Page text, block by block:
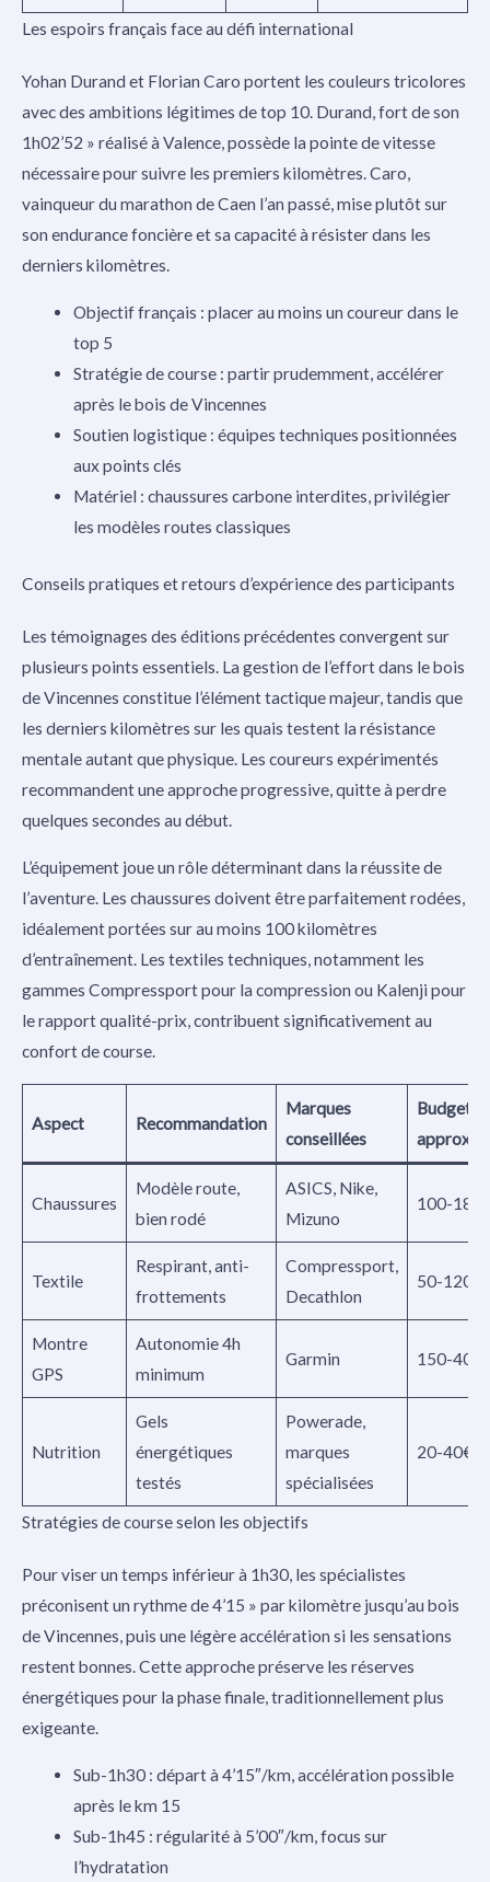
Les espoirs français face au défi international
Yohan Durand et Florian Caro portent les couleurs tricolores
avec des ambitions légitimes de top 10. Durand, fort de son
1h02’52 » réalisé à Valence, possède la pointe de vitesse
nécessaire pour suivre les premiers kilomètres. Caro,
vainqueur du marathon de Caen l’an passé, mise plutôt sur
son endurance foncière et sa capacité à résister dans les
derniers kilomètres.
Objectif français : placer au moins un coureur dans le
top 5
Stratégie de course : partir prudemment, accélérer
après le bois de Vincennes
Soutien logistique : équipes techniques positionnées
aux points clés
Matériel : chaussures carbone interdites, privilégier
les modèles routes classiques
Conseils pratiques et retours d’expérience des participants
Les témoignages des éditions précédentes convergent sur
plusieurs points essentiels. La gestion de l’effort dans le bois
de Vincennes constitue l’élément tactique majeur, tandis que
les derniers kilomètres sur les quais testent la résistance
mentale autant que physique. Les coureurs expérimentés
recommandent une approche progressive, quitte à perdre
quelques secondes au début.
L’équipement joue un rôle déterminant dans la réussite de
l’aventure. Les chaussures doivent être parfaitement rodées,
idéalement portées sur au moins 100 kilomètres
d’entraînement. Les textiles techniques, notamment les
gammes Compressport pour la compression ou Kalenji pour
le rapport qualité-prix, contribuent significativement au
confort de course.
Aspect Recommandation
Marques
conseillées
Budget
Chaussures
Modèle route,
bien rodé
ASICS, Nike,
Mizuno
100-
Textile
Respirant, anti-
frottements
Compressport,
Decathlon
50-120€
Montre
GPS
Autonomie 4h
minimum
Garmin 150-
Nutrition
Gels
énergétiques
testés
Powerade,
marques
spécialisées
20-40€
Stratégies de course selon les objectifs
Pour viser un temps inférieur à 1h30, les spécialistes
préconisent un rythme de 4’15 » par kilomètre jusqu’au bois
de Vincennes, puis une légère accélération si les sensations
restent bonnes. Cette approche préserve les réserves
énergétiques pour la phase finale, traditionnellement plus
exigeante.
Sub-1h30 : départ à 4’15″/km, accélération possible
après le km 15
Sub-1h45 : régularité à 5’00″/km, focus sur
l’hydratation